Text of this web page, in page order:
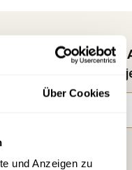
Über Cookies
und Anzeigen zu
anmelden und
Infos alle 2